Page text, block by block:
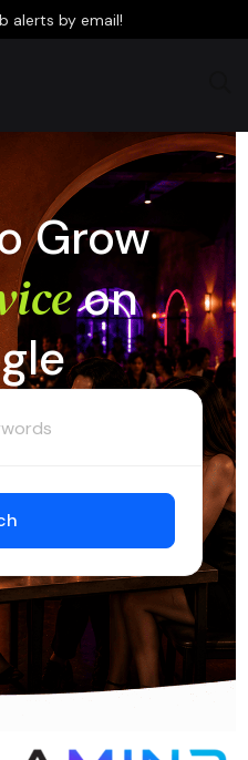
alerts by email!
Grow
on